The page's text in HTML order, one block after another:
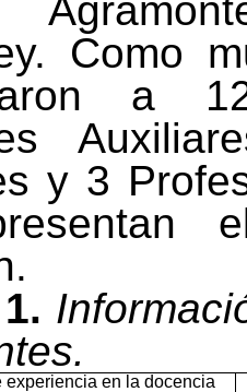
Como
a
y 3
experiencia en la docencia